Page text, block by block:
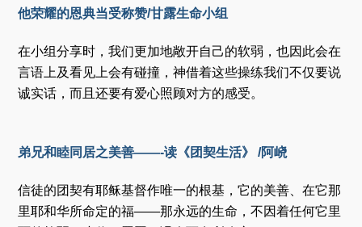
他荣耀的恩典当受称赞/甘露生命小组
在小组分享时，我们更加地敞开自己的软弱，也因此会在
言语上及看见上会有碰撞，神借着这些操练我们不仅要说
诚实话，而且还要有爱心照顾对方的感受。
弟兄和睦同居之美善——-读《团契生活》 /阿峣
信徒的团契有耶稣基督作唯一的根基，它的美善、在它那
里耶和华所命定的福——那永远的生命，不因着任何它里